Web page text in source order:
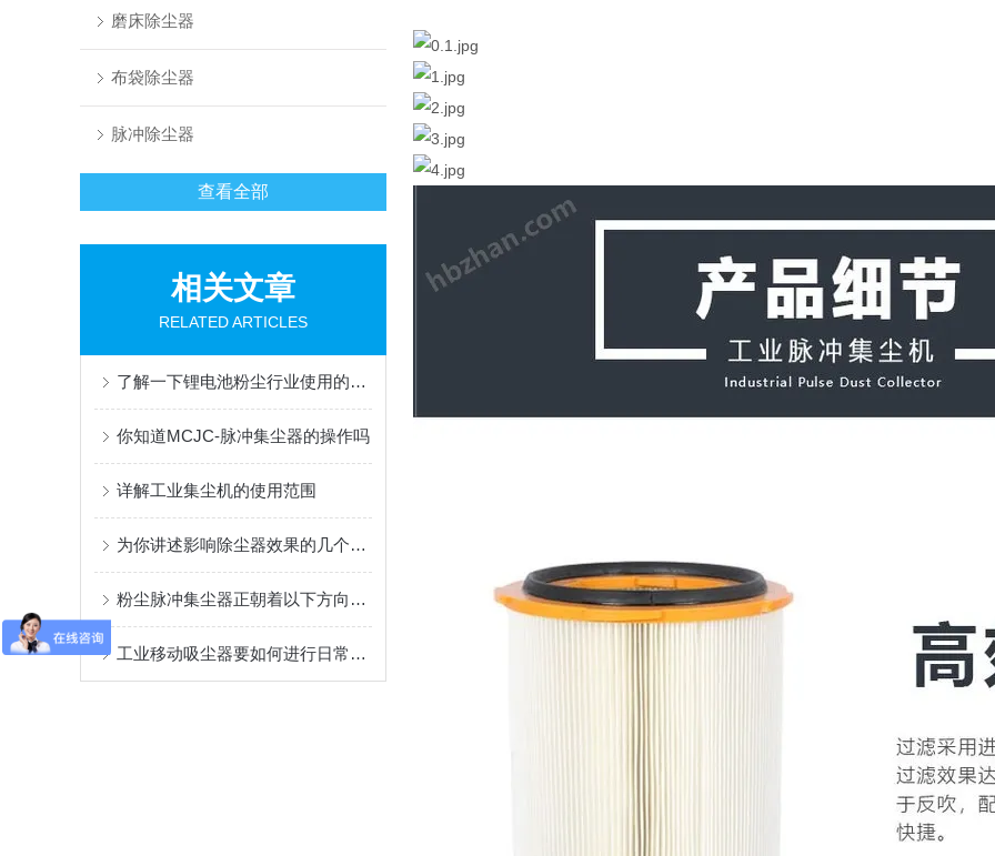
磨床除尘器
布袋除尘器
脉冲除尘器
查看全部
相关文章
RELATED ARTICLES
了解一下锂电池粉尘行业使用的脉冲集尘机
你知道MCJC-脉冲集尘器的操作吗
详解工业集尘机的使用范围
为你讲述影响除尘器效果的几个因素
粉尘脉冲集尘器正朝着以下方向快速发展
工业移动吸尘器要如何进行日常的维护检查？